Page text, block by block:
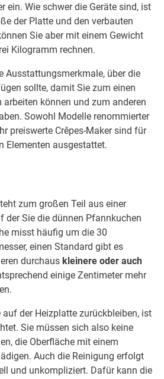
ein. Wie schwer die Geräte sind, ist
der Platte und den verbauten
Sie aber mit einem Gewicht
Kilogramm rechnen.
Ausstattungsmerkmale, über die
sollte, damit Sie zum einen
können und zum anderen
Sowohl Modelle renommierter
preiswerte Crêpes-Maker sind für
Elementen ausgestattet.
zum großen Teil aus einer
der Sie die dünnen Pfannkuchen
misst häufig um die 30
einen Standard gibt es
durchaus kleinere oder auch
einige Zentimeter mehr
auf der Heizplatte zurückbleiben, ist
Sie müssen sich also keine
die Oberfläche mit einem
Auch die Reinigung erfolgt
und unkompliziert. Dafür kann die